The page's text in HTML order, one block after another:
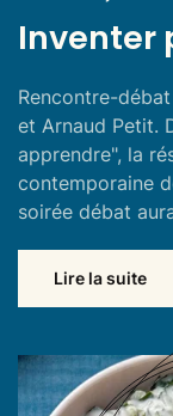
Inventer
Rencontre-
et Arnaud Petit.
apprendre", la
contemporaine
soirée débat
Lire la suite